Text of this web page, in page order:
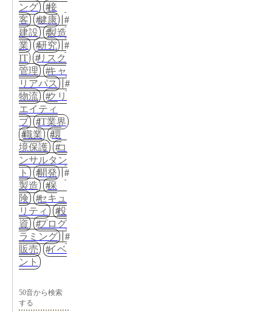
ング
接
客
健康
建設
製造
業
研究
IT
リスク
管理
キャ
リアパス
物流
クリ
エイティ
ブ
IT業界
職業
環
境保護
コ
ンサルタン
ト
開発
製造
保
険
セキュ
リティ
投
資
プログ
ラミング
販売
イベ
ント
50音から検索
する